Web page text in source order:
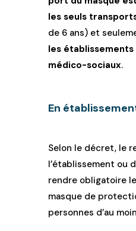
les seuls
de 6 ans) et
les
médico-sociaux.
En
Selon le décret, le
l’établissement ou
rendre obligatoire
masque de
personnes d’au